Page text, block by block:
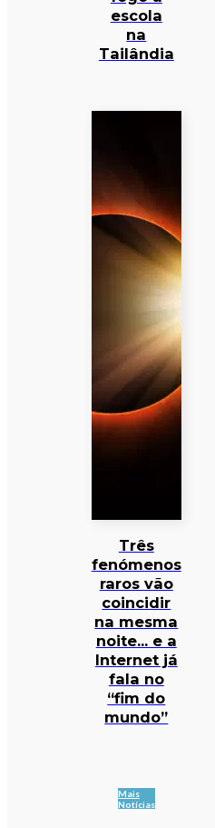
escola
na
Tailândia
Três
fenómenos
raros vão
coincidir
na mesma
noite… e a
Internet já
fala no
“fim do
mundo”
Mais
Notícias